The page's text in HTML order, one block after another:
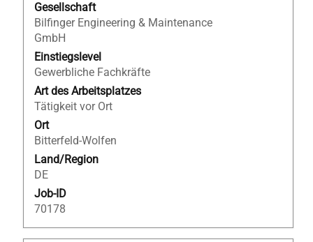
Gesellschaft
Bilfinger Engineering & Maintenance
GmbH
Einstiegslevel
Gewerbliche Fachkräfte
Art des Arbeitsplatzes
Tätigkeit vor Ort
Ort
Bitterfeld-Wolfen
Land/Region
DE
Job-ID
70178
die
Leertaste,
um
die
Stelleninformationen
vollständig
anzuzeigen.